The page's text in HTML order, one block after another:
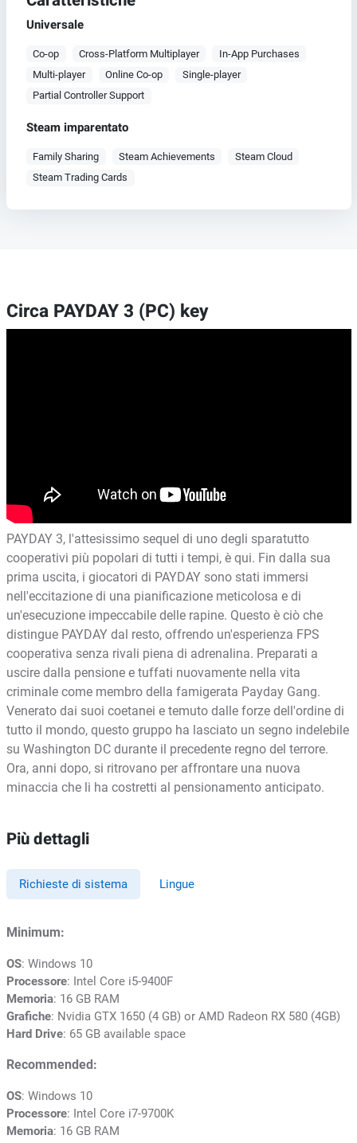
Universale
Co-op Cross-Platform Multiplayer
In-App Purchases
Multi-player
Online Co-op
Single-player
Partial Controller Support
Steam imparentato
Family Sharing Steam Achievements
Steam Cloud
Steam Trading Cards
Circa PAYDAY 3 (PC) key
PAYDAY 3, l'attesissimo sequel di uno degli sparatutto
cooperativi più popolari di tutti i tempi, è qui. Fin dalla sua
prima uscita, i giocatori di PAYDAY sono stati immersi
nell'eccitazione di una pianificazione meticolosa e di
un'esecuzione impeccabile delle rapine. Questo è ciò che
distingue PAYDAY dal resto, offrendo un'esperienza FPS
cooperativa senza rivali piena di adrenalina. Preparati a
uscire dalla pensione e tuffati nuovamente nella vita
criminale come membro della famigerata Payday Gang.
Venerato dai suoi coetanei e temuto dalle forze dell'ordine di
tutto il mondo, questo gruppo ha lasciato un segno indelebile
su Washington DC durante il precedente regno del terrore.
Ora, anni dopo, si ritrovano per affrontare una nuova
minaccia che li ha costretti al pensionamento anticipato.
Più dettagli
Richieste di sistema Lingue
Minimum:
OS: Windows 10
Processore: Intel Core i5-9400F
Memoria: 16 GB RAM
Grafiche: Nvidia GTX 1650 (4 GB) or AMD Radeon RX 580 (4GB)
Hard Drive: 65 GB available space
Recommended:
OS: Windows 10
Processore: Intel Core i7-9700K
Memoria: 16 GB RAM